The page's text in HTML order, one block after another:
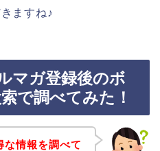
ますね♪
マガ登録後のボ
で調べてみた！
な情報を調べて